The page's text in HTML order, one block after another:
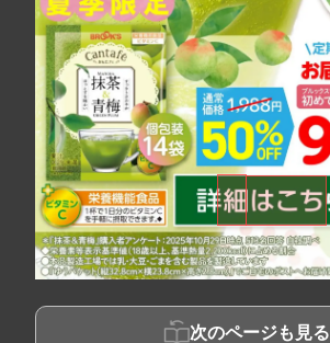
次のページも見る